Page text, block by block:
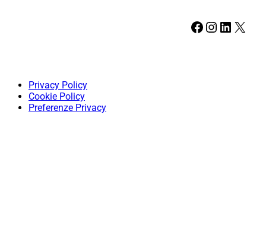
Facebook Instagram LinkedIn X
Privacy Policy
Cookie Policy
Preferenze Privacy